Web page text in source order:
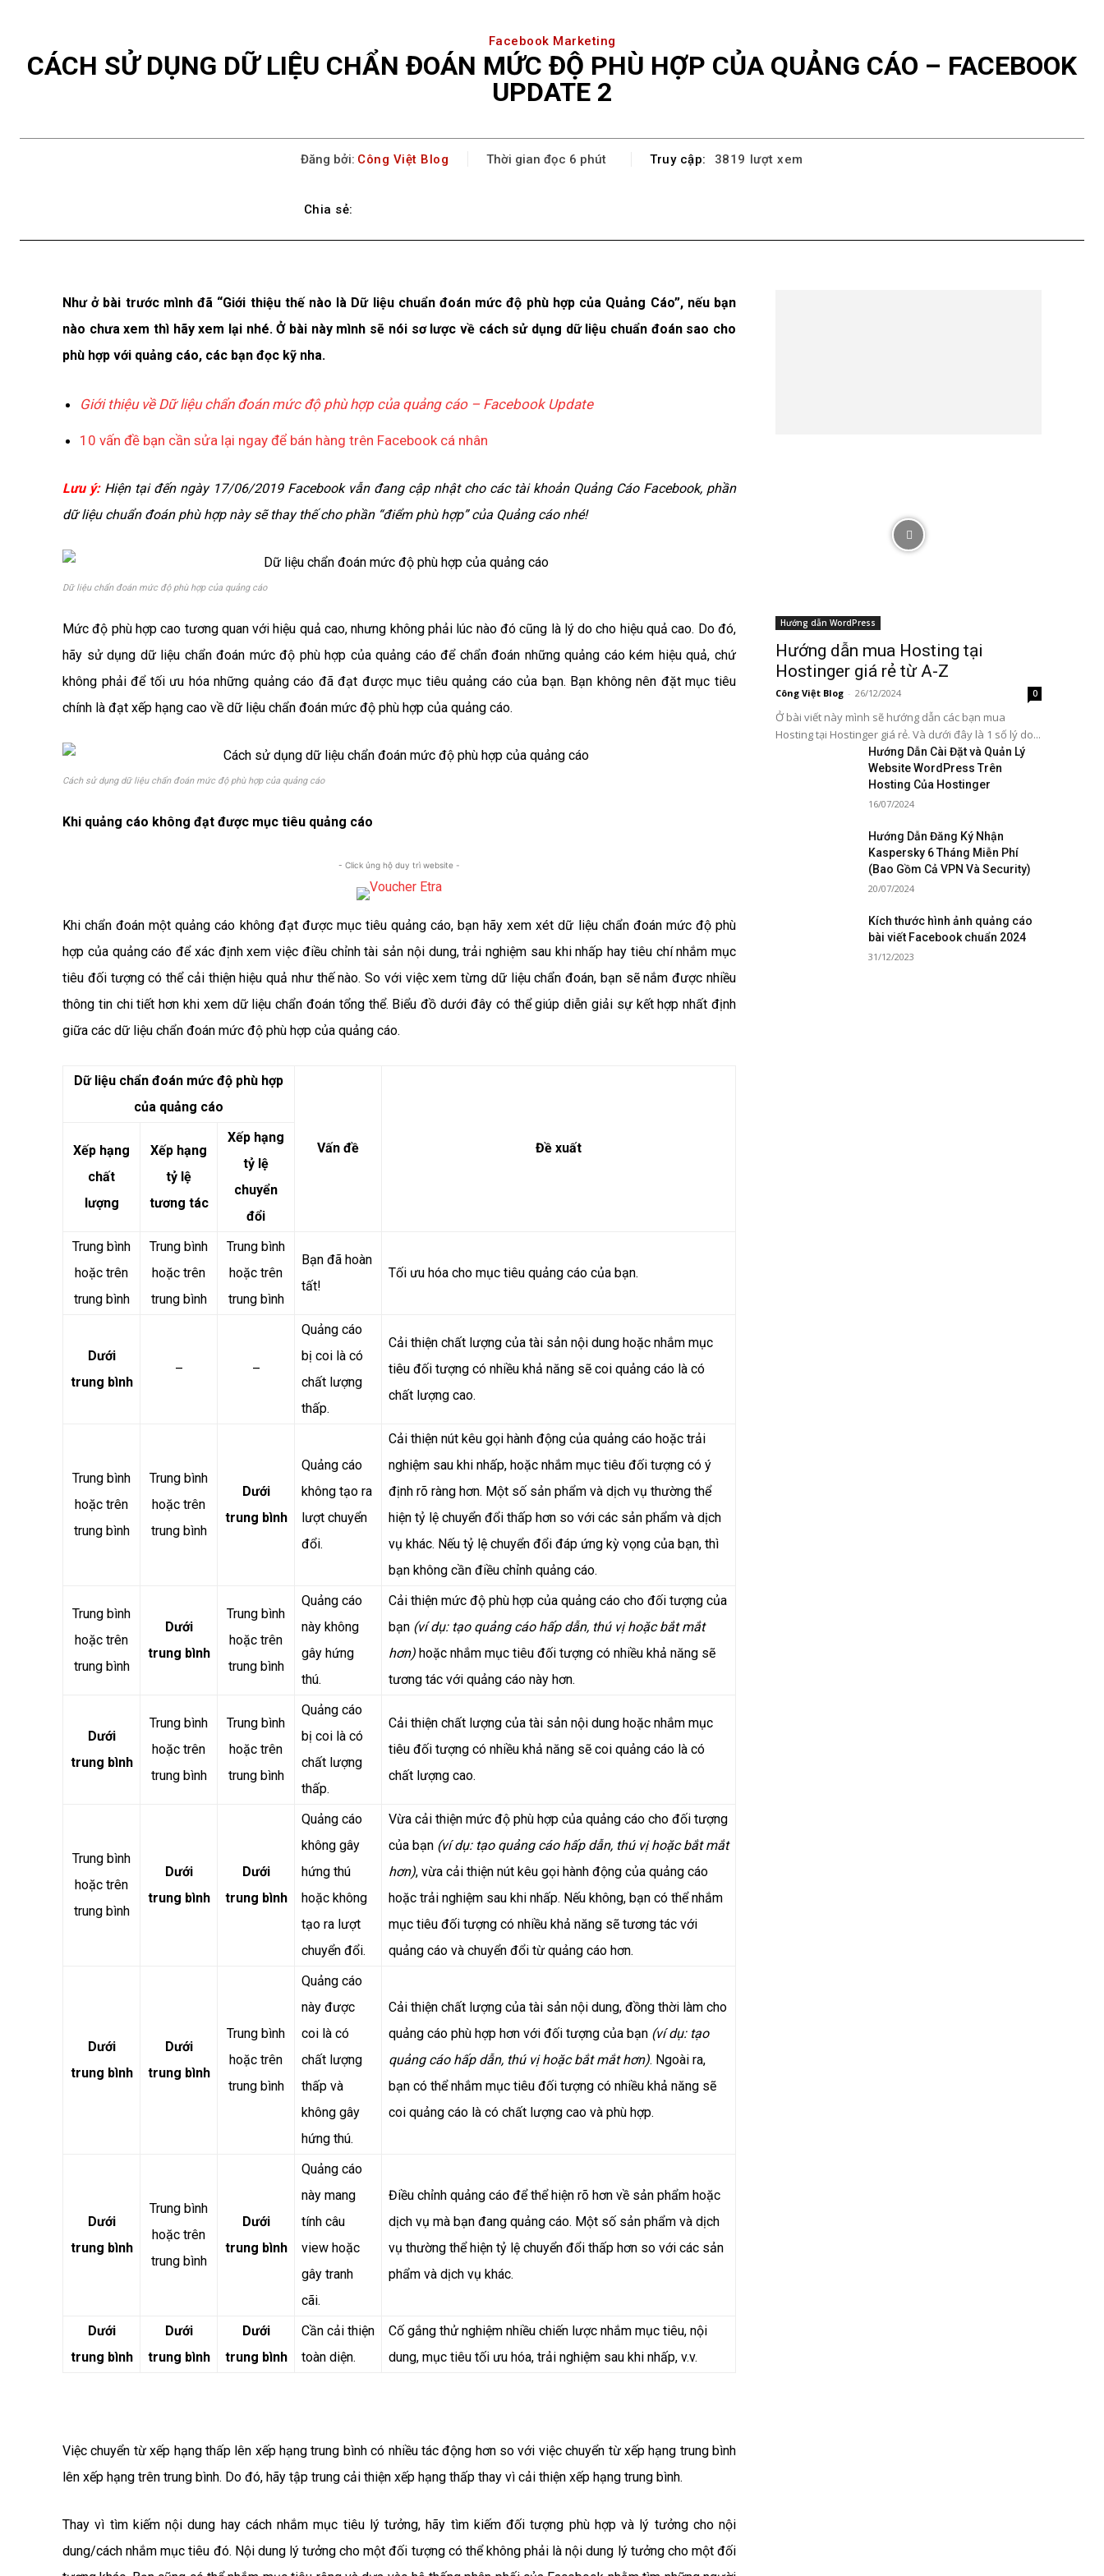
Facebook Marketing
CÁCH SỬ DỤNG DỮ LIỆU CHẨN ĐOÁN MỨC ĐỘ PHÙ HỢP CỦA QUẢNG CÁO – FACEBOOK
UPDATE 2
Đăng bởi: Công Việt Blog Thời gian đọc 6 phút Truy cập: 3819 lượt xem
Chia sẻ:
Như ở bài trước mình đã “Giới thiệu thế nào là Dữ liệu chuẩn đoán mức độ phù hợp của Quảng Cáo”, nếu bạn
nào chưa xem thì hãy xem lại nhé. Ở bài này mình sẽ nói sơ lược về cách sử dụng dữ liệu chuẩn đoán sao cho
phù hợp với quảng cáo, các bạn đọc kỹ nha.
Giới thiệu về Dữ liệu chẩn đoán mức độ phù hợp của quảng cáo – Facebook Update
10 vấn đề bạn cần sửa lại ngay để bán hàng trên Facebook cá nhân
Lưu ý:Hiện tại đến ngày 17/06/2019 Facebook vẫn đang cập nhật cho các tài khoản Quảng Cáo Facebook, phần
dữ liệu chuẩn đoán phù hợp này sẽ thay thế cho phần “điểm phù hợp” của Quảng cáo nhé!
Dữ liệu chẩn đoán mức độ phù hợp của quảng cáo
Mức độ phù hợp cao tương quan với hiệu quả cao, nhưng không phải lúc nào đó cũng là lý do cho hiệu quả cao. Do đó,
hãy sử dụng dữ liệu chẩn đoán mức độ phù hợp của quảng cáo để chẩn đoán những quảng cáo kém hiệu quả, chứ
không phải để tối ưu hóa những quảng cáo đã đạt được mục tiêu quảng cáo của bạn. Bạn không nên đặt mục tiêu
chính là đạt xếp hạng cao về dữ liệu chẩn đoán mức độ phù hợp của quảng cáo.
Cách sử dụng dữ liệu chẩn đoán mức độ phù hợp của quảng cáo
Khi quảng cáo không đạt được mục tiêu quảng cáo
- Click ủng hộ duy trì website -
Khi chẩn đoán một quảng cáo không đạt được mục tiêu quảng cáo, bạn hãy xem xét dữ liệu chẩn đoán mức độ phù
hợp của quảng cáo để xác định xem việc điều chỉnh tài sản nội dung, trải nghiệm sau khi nhấp hay tiêu chí nhắm mục
tiêu đối tượng có thể cải thiện hiệu quả như thế nào. So với việc xem từng dữ liệu chẩn đoán, bạn sẽ nắm được nhiều
thông tin chi tiết hơn khi xem dữ liệu chẩn đoán tổng thể. Biểu đồ dưới đây có thể giúp diễn giải sự kết hợp nhất định
giữa các dữ liệu chẩn đoán mức độ phù hợp của quảng cáo.
Dữ liệu chẩn đoán mức độ phù hợp
của quảng cáo
Vấn đề Đề xuất
Xếp hạng
chất
lượng
Xếp hạng
tỷ lệ
tương tác
Xếp hạng
tỷ lệ
chuyển
đổi
Trung bình
hoặc trên
trung bình
Trung bình
hoặc trên
trung bình
Trung bình
hoặc trên
trung bình
Bạn đã hoàn
tất!
Tối ưu hóa cho mục tiêu quảng cáo của bạn.
Dưới
trung bình
– –
Quảng cáo
bị coi là có
chất lượng
thấp.
Cải thiện chất lượng của tài sản nội dung hoặc nhắm mục
tiêu đối tượng có nhiều khả năng sẽ coi quảng cáo là có
chất lượng cao.
Trung bình
hoặc trên
trung bình
Trung bình
hoặc trên
trung bình
Dưới
trung bình
Quảng cáo
không tạo ra
lượt chuyển
đổi.
Cải thiện nút kêu gọi hành động của quảng cáo hoặc trải
nghiệm sau khi nhấp, hoặc nhắm mục tiêu đối tượng có ý
định rõ ràng hơn. Một số sản phẩm và dịch vụ thường thể
hiện tỷ lệ chuyển đổi thấp hơn so với các sản phẩm và dịch
vụ khác. Nếu tỷ lệ chuyển đổi đáp ứng kỳ vọng của bạn, thì
bạn không cần điều chỉnh quảng cáo.
Trung bình
hoặc trên
trung bình
Dưới
trung bình
Trung bình
hoặc trên
trung bình
Quảng cáo
này không
gây hứng
thú.
Cải thiện mức độ phù hợp của quảng cáo cho đối tượng của
bạn (ví dụ: tạo quảng cáo hấp dẫn, thú vị hoặc bắt mắt
hơn) hoặc nhắm mục tiêu đối tượng có nhiều khả năng sẽ
tương tác với quảng cáo này hơn.
Dưới
trung bình
Trung bình
hoặc trên
trung bình
Trung bình
hoặc trên
trung bình
Quảng cáo
bị coi là có
chất lượng
thấp.
Cải thiện chất lượng của tài sản nội dung hoặc nhắm mục
tiêu đối tượng có nhiều khả năng sẽ coi quảng cáo là có
chất lượng cao.
Trung bình
hoặc trên
trung bình
Dưới
trung bình
Dưới
trung bình
Quảng cáo
không gây
hứng thú
hoặc không
tạo ra lượt
chuyển đổi.
Vừa cải thiện mức độ phù hợp của quảng cáo cho đối tượng
của bạn (ví dụ: tạo quảng cáo hấp dẫn, thú vị hoặc bắt mắt
hơn), vừa cải thiện nút kêu gọi hành động của quảng cáo
hoặc trải nghiệm sau khi nhấp. Nếu không, bạn có thể nhắm
mục tiêu đối tượng có nhiều khả năng sẽ tương tác với
quảng cáo và chuyển đổi từ quảng cáo hơn.
Dưới
trung bình
Dưới
trung bình
Trung bình
hoặc trên
trung bình
Quảng cáo
này được
coi là có
chất lượng
thấp và
không gây
hứng thú.
Cải thiện chất lượng của tài sản nội dung, đồng thời làm cho
quảng cáo phù hợp hơn với đối tượng của bạn (ví dụ: tạo
quảng cáo hấp dẫn, thú vị hoặc bắt mắt hơn). Ngoài ra,
bạn có thể nhắm mục tiêu đối tượng có nhiều khả năng sẽ
coi quảng cáo là có chất lượng cao và phù hợp.
Dưới
trung bình
Trung bình
hoặc trên
trung bình
Dưới
trung bình
Quảng cáo
này mang
tính câu
view hoặc
gây tranh
cãi.
Điều chỉnh quảng cáo để thể hiện rõ hơn về sản phẩm hoặc
dịch vụ mà bạn đang quảng cáo. Một số sản phẩm và dịch
vụ thường thể hiện tỷ lệ chuyển đổi thấp hơn so với các sản
phẩm và dịch vụ khác.
Dưới
trung bình
Dưới
trung bình
Dưới
trung bình
Cần cải thiện
toàn diện.
Cố gắng thử nghiệm nhiều chiến lược nhắm mục tiêu, nội
dung, mục tiêu tối ưu hóa, trải nghiệm sau khi nhấp, v.v.
Việc chuyển từ xếp hạng thấp lên xếp hạng trung bình có nhiều tác động hơn so với việc chuyển từ xếp hạng trung bình
lên xếp hạng trên trung bình. Do đó, hãy tập trung cải thiện xếp hạng thấp thay vì cải thiện xếp hạng trung bình.
Thay vì tìm kiếm nội dung hay cách nhắm mục tiêu lý tưởng, hãy tìm kiếm đối tượng phù hợp và lý tưởng cho nội
dung/cách nhắm mục tiêu đó. Nội dung lý tưởng cho một đối tượng có thể không phải là nội dung lý tưởng cho một đối
Hướng dẫn WordPress
Hướng dẫn mua Hosting tại
Hostinger giá rẻ từ A-Z
Công Việt Blog - 26/12/2024 0
Ở bài viết này mình sẽ hướng dẫn các bạn mua
Hosting tại Hostinger giá rẻ. Và dưới đây là 1 số lý do...
Hướng Dẫn Cài Đặt và Quản Lý
Website WordPress Trên
Hosting Của Hostinger
16/07/2024
Hướng Dẫn Đăng Ký Nhận
Kaspersky 6 Tháng Miễn Phí
(Bao Gồm Cả VPN Và Security)
20/07/2024
Kích thước hình ảnh quảng cáo
bài viết Facebook chuẩn 2024
31/12/2023